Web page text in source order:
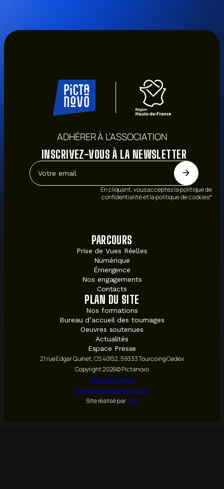
ADHÉRER À L’ASSOCIATION
PARCOURS
Prise de Vues Réelles
Numérique
Émergence
Nos engagements
Contacts
PLAN DU SITE
Nos formations
Bureau d’accueil des tournages
Oeuvres soutenues
Actualités
Espace Presse
INSCRIVEZ-VOUS À LA NEWSLETTER
En cliquant, vous acceptez la politique de
confidentialité et la politique de cookies*
21 rue Edgar Quinet, CS 40152, 59333 Tourcoing Cedex
Copyright 2026© Pictanovo
Mentions légales
Politique de confidentialité
Site réalisé parDalt